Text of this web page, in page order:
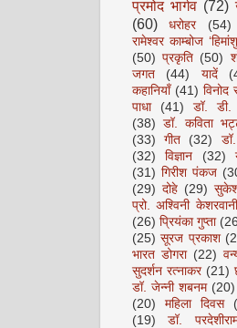
प्रमोद भार्गव (72)
(60)
धरोहर (54)
रामेश्वर काम्बोज
(50) प्रकृति (50)
जगत
(44) यादें
कहानियाँ (41) विनोद
पाधा
(41)
डॉ. डी.
(38) डॉ. कविता
(33)
गीत (32)
(32)
विज्ञान (32)
(31) गिरीश पंकज
(29) दोहे (29)
प्रो. अश्विनी केशरवानी
(26) प्रियंका गुप्ता
(25) सूरज प्रकाश
भारत डोगरा (22)
सुदर्शन रत्नाकर (21)
डॉ. जेन्नी शबनम (20)
(20)
महिला दिवस
(19)
डॉ.